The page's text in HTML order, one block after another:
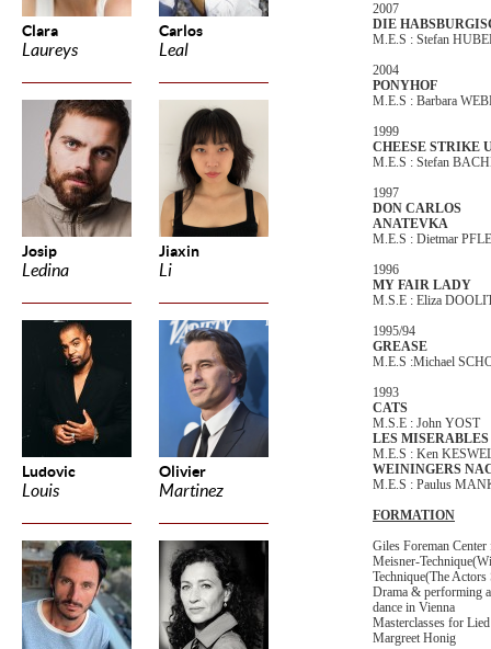
Clara
Laureys
Carlos
Leal
Josip
Ledina
Jiaxin
Li
Ludovic
Louis
Olivier
Martinez
2007
DIE
M.E.S : Stefan
2004
PONYHOF
M.E.S : Barbara
1999
CHEESE STRIKE
M.E.S : Stefan
1997
DON CARLOS
ANATEVKA
M.E.S : Dietmar
1996
MY FAIR LADY
M.S.E : Eliza
1995/94
GREASE
M.E.S :Michael
1993
CATS
M.S.E : John YOST
LES MISERABLES
M.E.S : Ken
WEININGERS
M.E.S : Paulus
FORMATION
Giles Foreman
Meisner-
Technique(The
Drama & performing
dance in Vienna
Masterclasses for
Margreet Honig